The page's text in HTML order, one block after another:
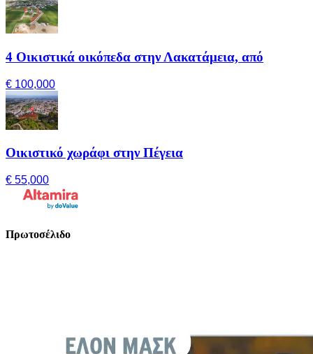
4 Οικιστικά οικόπεδα στην Λακατάμεια, από
€ 100,000
Οικιστικό χωράφι στην Πέγεια
€ 55,000
Πρωτοσέλιδο